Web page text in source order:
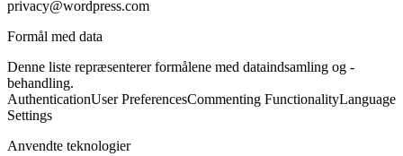
privacy@wordpress.com
Formål med data
Denne liste repræsenterer formålene med dataindsamling og -
behandling.
AuthenticationUser PreferencesCommenting FunctionalityLanguage
Settings
Anvendte teknologier